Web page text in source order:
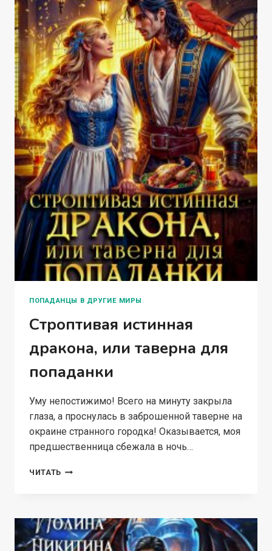
ПОПАДАНЦЫ В ДРУГИЕ МИРЫ
Строптивая истинная
дракона, или таверна для
попаданки
Уму непостижимо! Всего на минуту закрыла
глаза, а проснулась в заброшенной таверне на
окраине странного городка! Оказывается, моя
предшественница сбежала в ночь…
ЧИТАТЬ СТРОПТИВАЯ
ТАВЕРНА
ДЛЯ
ПОПАДАНКИ